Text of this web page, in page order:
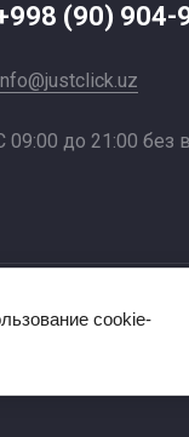
(90) 904-
09:00 до 21:00 без
cookie-